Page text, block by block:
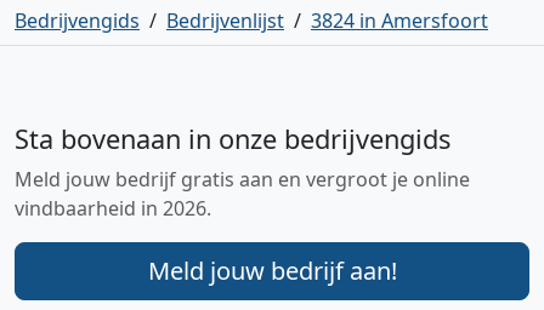
Bedrijvengids / Bedrijvenlijst / 3824 in Amersfoort
Sta bovenaan in onze bedrijvengids
Meld jouw bedrijf gratis aan en vergroot je online
vindbaarheid in 2026.
Meld jouw bedrijf aan!